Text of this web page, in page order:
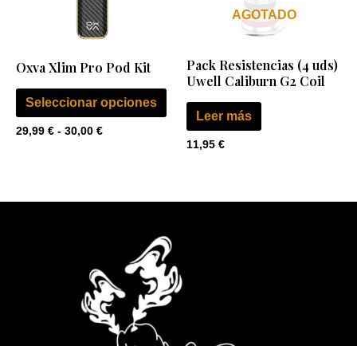
Oxva Xlim Pro Pod Kit
Seleccionar opciones
pueden
elegir
en
producto
29,99 € - 30,00 €
AGOTADO
Pack Resistencias (4 uds)
Uwell Caliburn G2 Coil
Leer más
11,95 €